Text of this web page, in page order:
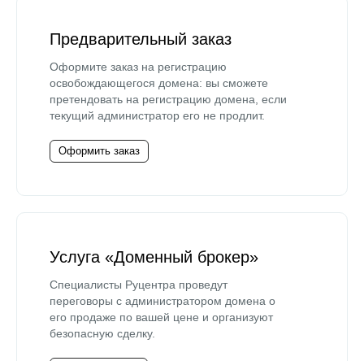
Предварительный заказ
Оформите заказ на регистрацию
освобождающегося домена: вы сможете
претендовать на регистрацию домена, если
текущий администратор его не продлит.
Оформить заказ
Услуга «Доменный брокер»
Специалисты Руцентра проведут
переговоры с администратором домена о
его продаже по вашей цене и организуют
безопасную сделку.